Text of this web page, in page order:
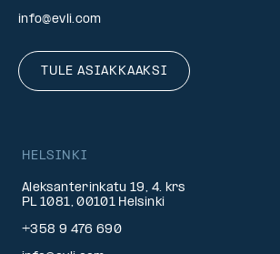
info@evli.com
TULE ASIAKKAAKSI
HELSINKI
Aleksanterinkatu 19, 4. krs
PL 1081, 00101 Helsinki
+358 9 476 690